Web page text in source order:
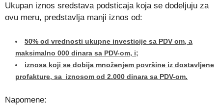
Ukupan iznos sredstava podsticaja koja se dodeljuju za
ovu meru, predstavlja manji iznos od:
50% od vrednosti ukupne investicije sa PDV om, a
maksimalno 000 dinara sa PDV-om, i;
iznosa koji se dobija množenjem površine iz dostavljene
profakture, sa iznosom od 2.000 dinara sa PDV-om.
Napomene: